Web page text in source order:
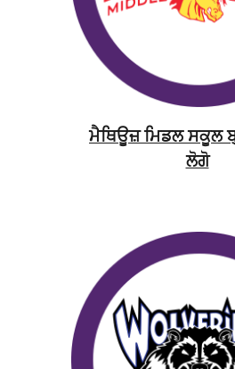
ਮੈਥਿਊਜ਼ ਮਿਡਲ ਸਕੂਲ
ਲੋਗੋ